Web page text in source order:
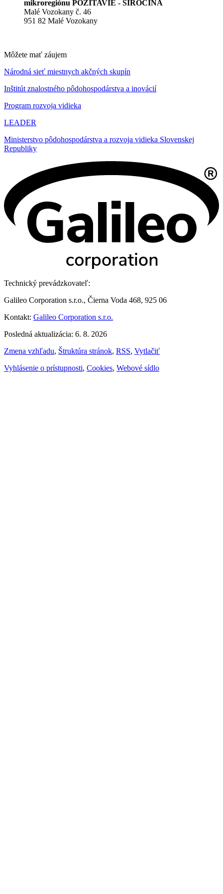
mikroregiónu POŽITAVIE - SIROČINA
Malé Vozokany č. 46
951 82 Malé Vozokany
Môžete mať záujem
Národná sieť miestnych akčných skupín
Inštitút znalostného pôdohospodárstva a inovácií
Program rozvoja vidieka
LEADER
Ministerstvo pôdohospodárstva a rozvoja vidieka Slovenskej
Republiky
Technický prevádzkovateľ:
Galileo Corporation s.r.o., Čierna Voda 468, 925 06
Kontakt: Galileo Corporation s.r.o.
Posledná aktualizácia: 6. 8. 2026
Zmena vzhľadu, Štruktúra stránok, RSS, Vytlačiť
Vyhlásenie o prístupnosti, Cookies, Webové sídlo